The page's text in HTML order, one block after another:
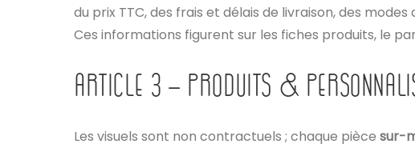
du prix TTC, des frais et délais de livraison, des
Ces informations figurent sur les fiches produits, le
ARTICLE 3 – PRODUITS &
Les visuels sont non contractuels ; chaque pièce sur-